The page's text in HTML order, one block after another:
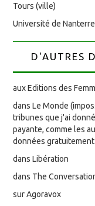
Tours (ville)
Université de Nanterre
D'AUTRES
aux Editions des
dans Le Monde
tribunes que j'ai
payante, comme les
données gratuitement
dans Libération
dans The
sur Agoravox